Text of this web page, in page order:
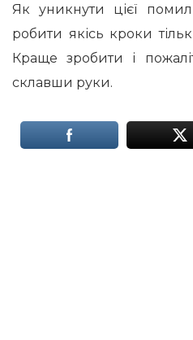
Як уникнути цієї
робити якісь кроки
Краще зробити і
склавши руки.